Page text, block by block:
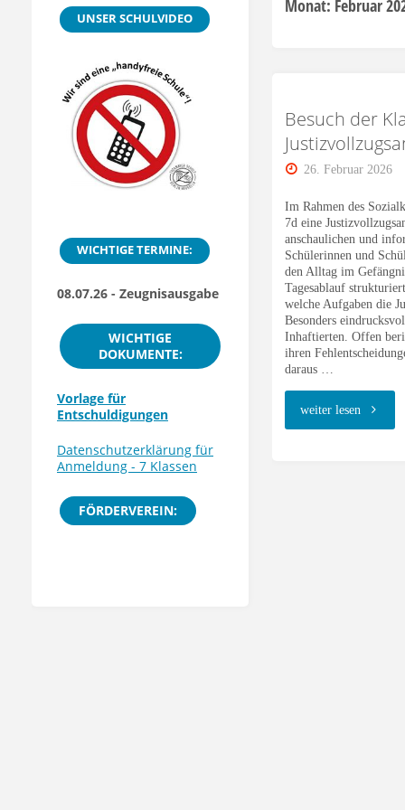
Monat: Februar
Besuch der
26. Februar 2026
Im Rahmen des
7d eine
anschaulichen und
Schülerinnen und
den Alltag im
Tagesablauf
welche Aufgaben die
Besonders
Inhaftierten. Offen
ihren
daraus …
weiter lesen "Besuch
UNSER SCHULVIDEO
WICHTIGE TERMINE:
08.07.26 - Zeugnisausgabe
WICHTIGE
DOKUMENTE:
Vorlage für
Entschuldigungen
Datenschutzerklärung für
Anmeldung - 7 Klassen
FÖRDERVEREIN: